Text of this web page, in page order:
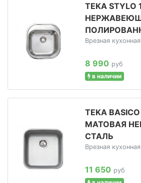
TEKA STYLO
Врезная
8 990 руб
в наличии
TEKA
МАТОВАЯ
СТАЛЬ
Врезная
11 650 руб